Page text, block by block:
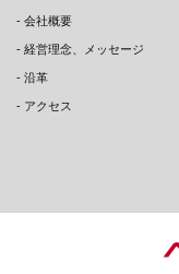
- 会社概要
- 経営理念、メッセージ
- 沿革
- アクセス